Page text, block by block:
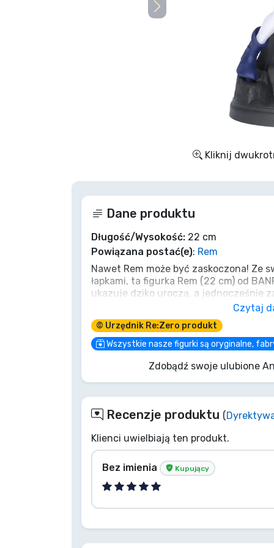
Kliknij
Dane produktu
Długość/Wysokość: 22 cm
Powiązana postać(e): Rem
Nawet Rem może być zaskoczona! Ze
łapkami, ta figurka Rem (22 cm) od
ukazuje dziko uroczą, a jednocześnie
ukochanej oni. Uchwycona w połowie
mieszanką szoku i zabawnego uroku,
świata. Czy będziesz jej Subaru-
dom do ochrony, by zacząć od zera?
Czytaj
© Urzędnik Re:Zero produkt
Wszystkie nasze figurki są oryginalne,
Zdobądź swoje ulubione
Recenzje produktu (
Klienci uwielbiają ten produkt.
Bez imienia Kupujący
Rzeczy sportowe
Typy produktów